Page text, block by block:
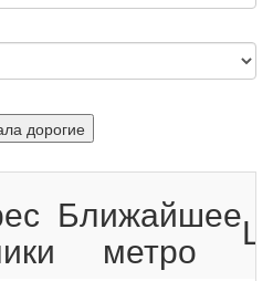
дорогие
Ближайшее
метро